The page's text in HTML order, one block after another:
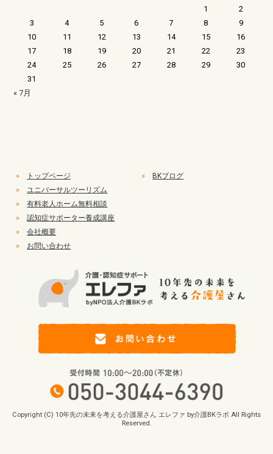
1
2
3
4 5 6 7 8
9
10
11 12 13 14 15
16
17
18 19 20 21 22
23
24
25 26 27 28 29
30
31
« 7月
»
トップページ
»
ユニバーサルツーリズム
»
有料老人ホーム無料相談
»
認知症サポーター養成講座
»
会社概要
»
お問い合わせ
» BKブログ
Copyright (C) 10年先の未来を考える介護屋さん エレファ by介護BKラボ All Rights
Reserved.